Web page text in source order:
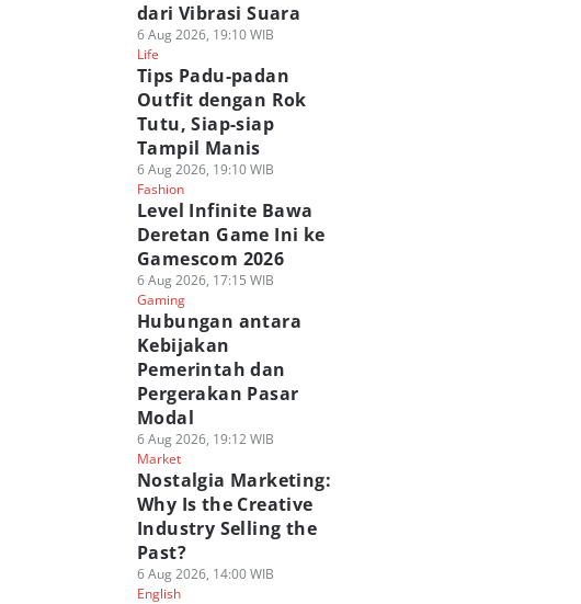
dari Vibrasi Suara
6 Aug 2026, 19:10 WIB
Life
Tips Padu-padan
Outfit dengan Rok
Tutu, Siap-siap
Tampil Manis
6 Aug 2026, 19:10 WIB
Fashion
Level Infinite Bawa
Deretan Game Ini ke
Gamescom 2026
6 Aug 2026, 17:15 WIB
Gaming
Hubungan antara
Kebijakan
Pemerintah dan
Pergerakan Pasar
Modal
6 Aug 2026, 19:12 WIB
Market
Nostalgia Marketing:
Why Is the Creative
Industry Selling the
Past?
6 Aug 2026, 14:00 WIB
English